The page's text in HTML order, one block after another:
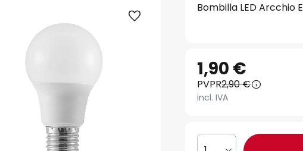
Bombilla LED Arcchio
1,90 €
PVPR2,90 €
incl. IVA